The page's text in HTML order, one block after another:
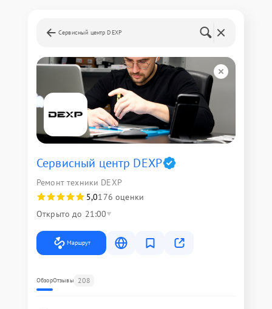
Сервисный центр DEXP
Сервисный центр DEXP
Ремонт техники DEXP
5,0176 оценки
Открыто до 21:00
Маршрут
ОбзорОтзывы 208